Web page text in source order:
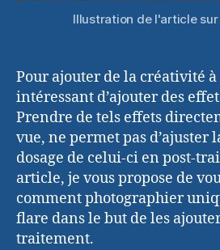
Illustration de l'article
Pour ajouter de la créativité à
intéressant d’ajouter des
Prendre de tels effets
vue, ne permet pas d’ajuster
dosage de celui-ci en post-
article, je vous propose de
comment photographier
flare dans le but de les
traitement.